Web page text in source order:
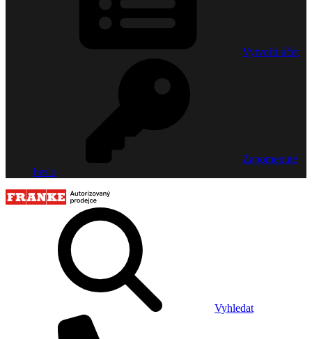
Vytvořit účet
Zapomenuté
heslo
Vyhledat